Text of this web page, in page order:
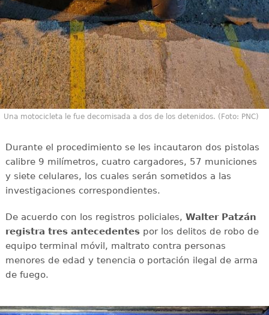
Una motocicleta le fue decomisada a dos de los detenidos. (Foto: PNC)
Durante el procedimiento se les incautaron dos pistolas
calibre 9 milímetros, cuatro cargadores, 57 municiones
y siete celulares, los cuales serán sometidos a las
investigaciones correspondientes.
De acuerdo con los registros policiales, Walter Patzán
registra tres antecedentespor los delitos de robo de
equipo terminal móvil, maltrato contra personas
menores de edad y tenencia o portación ilegal de arma
de fuego.